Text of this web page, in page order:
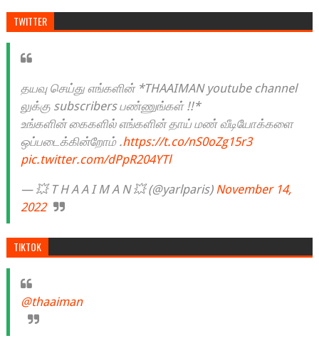
TWITTER
தயவு செய்து எங்களின் *THAAIMAN youtube channel
லுக்கு subscribers பண்ணுங்கள் !!*
உங்களின் கைகளில் எங்களின் தாய் மண் வீடியோக்களை
ஒப்படைக்கின்றோம் .https://t.co/nS0oZg15r3
pic.twitter.com/dPpR204YTl
— 💥 T H A A I M A N 💥 (@yarlparis) November 14,
2022
TIKTOK
@thaaiman